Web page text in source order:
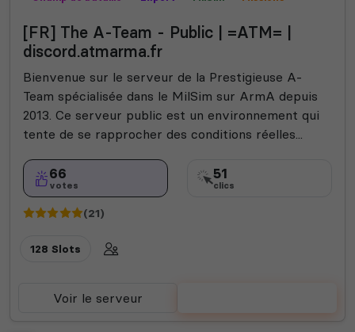
[FR] The A-Team - Public | =ATM= |
discord.atmarma.fr
Bienvenue sur le serveur de la Prestigieuse A-
Team spécialisée dans le MilSim sur ArmA depuis
2013. Ce serveur public est un environnement qui
tente de se rapprocher des conditions réelles...
66
votes
51
clics
(21)
128 Slots
Voir le serveur